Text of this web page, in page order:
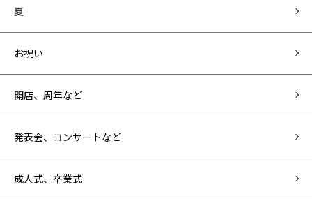
夏
お祝い
開店、周年など
発表会、コンサートなど
成人式、卒業式